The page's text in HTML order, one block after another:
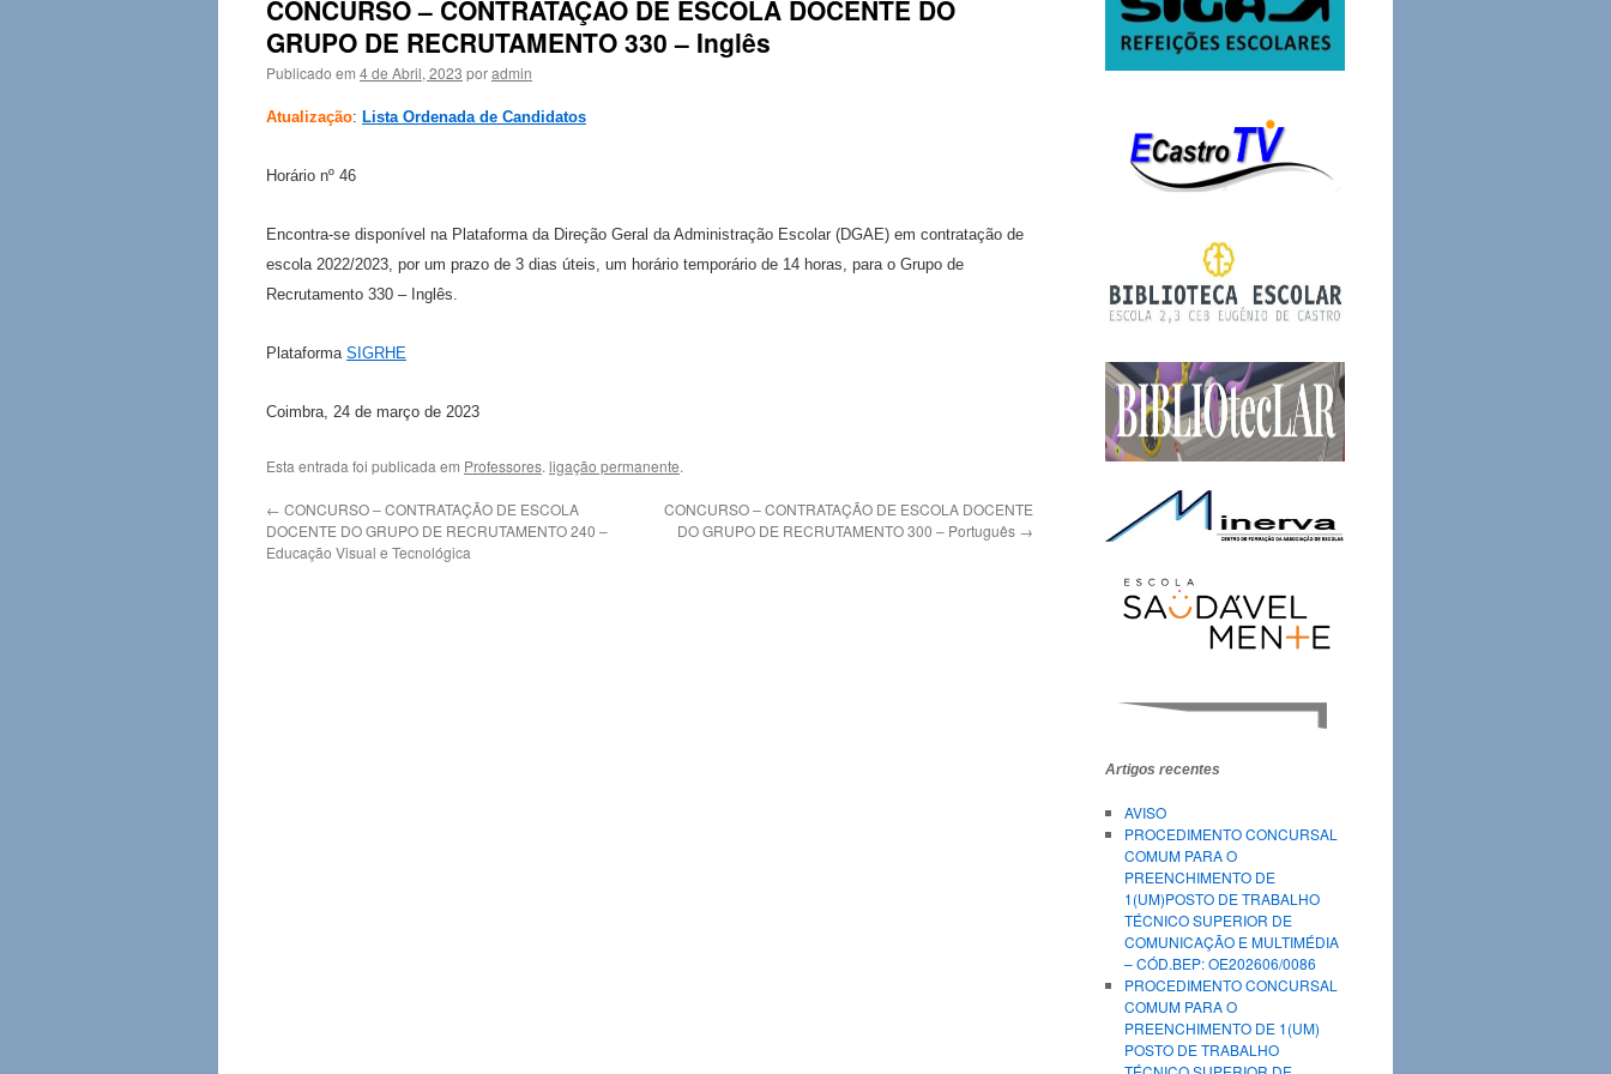
CONCURSO – CONTRATAÇÃO DE ESCOLA DOCENTE DO
GRUPO DE RECRUTAMENTO 330 – Inglês
Publicado em 4 de Abril, 2023 poradmin
Atualização: Lista Ordenada de Candidatos
Horário nº 46
Encontra-se disponível na Plataforma da Direção Geral da Administração Escolar (DGAE) em contratação de
escola 2022/2023, por um prazo de 3 dias úteis, um horário temporário de 14 horas, para o Grupo de
Recrutamento 330 – Inglês.
Plataforma SIGRHE
Coimbra, 24 de março de 2023
Esta entrada foi publicada em Professores. ligação permanente.
← CONCURSO – CONTRATAÇÃO DE ESCOLA
DOCENTE DO GRUPO DE RECRUTAMENTO 240 –
Educação Visual e Tecnológica
CONCURSO – CONTRATAÇÃO DE ESCOLA DOCENTE
DO GRUPO DE RECRUTAMENTO 300 – Português →
Artigos recentes
AVISO
PROCEDIMENTO CONCURSAL
COMUM PARA O
PREENCHIMENTO DE
1(UM)POSTO DE TRABALHO
TÉCNICO SUPERIOR DE
COMUNICAÇÃO E MULTIMÉDIA
– CÓD.BEP: OE202606/0086
PROCEDIMENTO CONCURSAL
COMUM PARA O
PREENCHIMENTO DE 1(UM)
POSTO DE TRABALHO